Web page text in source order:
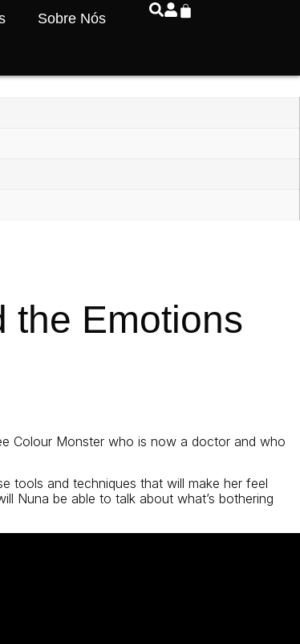
Sobre Nós
the Emotions
Colour Monster who is now a doctor and who
tools and techniques that will make her feel
Nuna be able to talk about what’s bothering